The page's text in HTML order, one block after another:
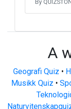
By
A
Geografi Quiz •
Musikk Quiz •